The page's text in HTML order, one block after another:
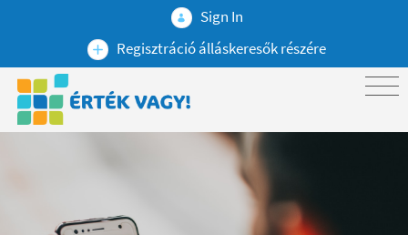
Sign In
Regisztráció álláskeresők részére